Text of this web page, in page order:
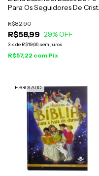
Para Os Seguidores De Cristo
R$58,99
R$82,90
29% OFF
3x de R$19,66 sem juros
R$57,22 com Pix
ESGOTADO